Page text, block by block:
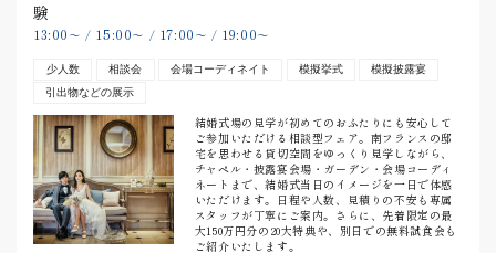
験
13:00 〜/ 15:00〜 / 17:00 〜/ 19:00〜
少人数 相談会 会場コーディネイト 模擬挙式
模擬披露宴
引出物などの展示
結婚式場の見学が初めてのおふたりにも安心して
ご参加いただける相談型フェア。南フランスの邸
宅を思わせる貸切空間をゆっくり見学しながら、
チャペル・披露宴会場・ガーデン・会場コーディ
ネートまで、結婚式当日のイメージを一日で体感
いただけます。日程や人数、見積りの不安も専属
スタッフが丁寧にご案内。さらに、先着限定の最
大150万円分の20大特典や、別日での無料試食会も
ご紹介いたします。